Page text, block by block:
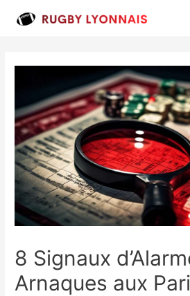
8 Signaux
Arnaques aux